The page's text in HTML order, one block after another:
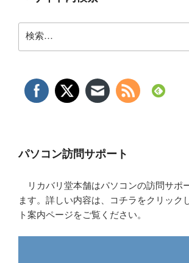
パソコン訪問サポート
リカバリ堂本舗はパソコンの訪問サポ
ます。詳しい内容は、コチラをクリック
ト案内ページをご覧ください。